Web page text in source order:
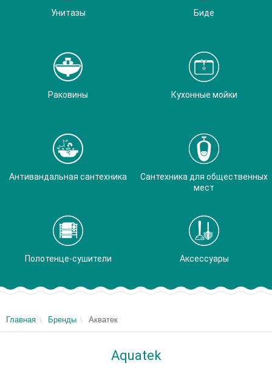
Унитазы Биде
Раковины Кухонные мойки
Антивандальная сантехника
Сантехника для общественных
мест
Полотенце-сушители Аксессуары
Главная Бренды Акватек
Aquatek